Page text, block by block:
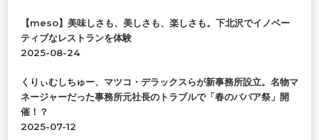
【meso】美味しさも、美しさも、楽しさも。下北沢でイノベー
ティブなレストランを体験
2025-08-24
くりぃむしちゅー、マツコ・デラックスらが新事務所設立。名物マ
ネージャーだった事務所元社長のトラブルで「春のババア祭」開
催！？
2025-07-12